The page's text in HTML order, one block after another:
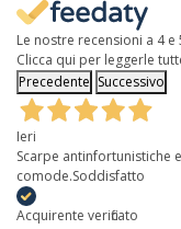
Le nostre recensioni a 4 e
Clicca qui per leggerle
Precedente Successivo
Ieri
Scarpe antinfortunistiche
comode.Soddisfatto
Acquirente verificato